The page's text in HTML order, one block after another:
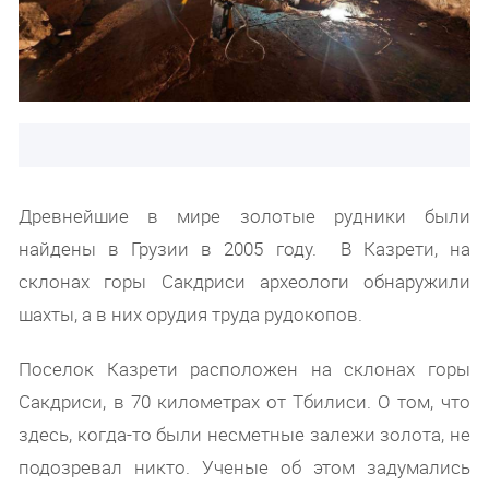
Древнейшие в мире золотые рудники были
найдены в Грузии в 2005 году. В Казрети, на
склонах горы Сакдриси археологи обнаружили
шахты, а в них орудия труда рудокопов.
Поселок Казрети расположен на склонах горы
Сакдриси, в 70 километрах от Тбилиси. О том, что
здесь, когда-то были несметные залежи золота, не
подозревал никто. Ученые об этом задумались